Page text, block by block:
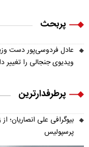
پربحث
عادل فردوسی‌پور دست
ویدیوی جنجالی را تغییر
پرطرفدارترین
بیوگرافی علی انصاریان؛
پرسپولیس